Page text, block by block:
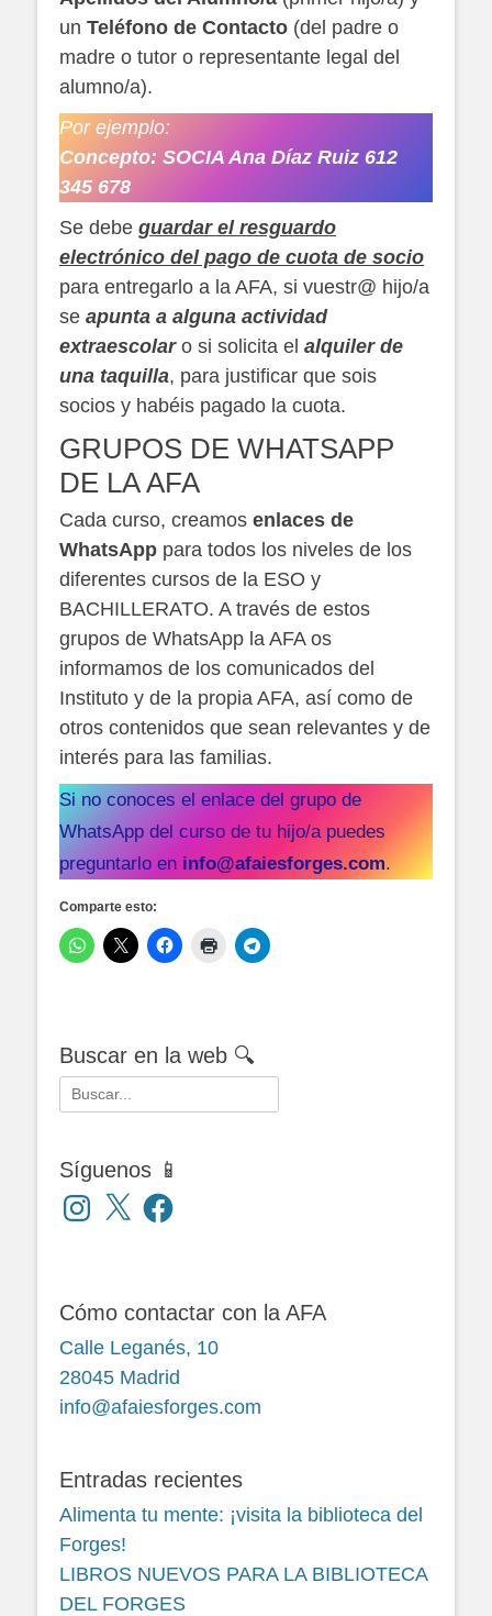
un Teléfono de Contacto (del padre o
madre o tutor o representante legal del
alumno/a).
Por ejemplo:
Concepto: SOCIA Ana Díaz Ruiz 612
345 678
Se debe guardar el resguardo
electrónico del pago de cuota de socio
para entregarlo a la AFA, si vuestr@ hijo/a
se apunta a alguna actividad
extraescolaro si solicita el alquiler de
una taquilla, para justificar que sois
socios y habéis pagado la cuota.
GRUPOS DE WHATSAPP
DE LA AFA
Cada curso, creamos enlaces de
WhatsApp para todos los niveles de los
diferentes cursos de la ESO y
BACHILLERATO. A través de estos
grupos de WhatsApp la AFA os
informamos de los comunicados del
Instituto y de la propia AFA, así como de
otros contenidos que sean relevantes y de
interés para las familias.
Si no conoces el enlace del grupo de
WhatsApp del curso de tu hijo/a puedes
preguntarlo en info@afaiesforges.com.
Comparte esto:
Buscar en la web 🔍
Buscar:
Síguenos 📱
Instagram
X Facebook
Cómo contactar con la AFA
Calle Leganés, 10
28045 Madrid
info@afaiesforges.com
Entradas recientes
Alimenta tu mente: ¡visita la biblioteca del
Forges!
LIBROS NUEVOS PARA LA BIBLIOTECA
DEL FORGES